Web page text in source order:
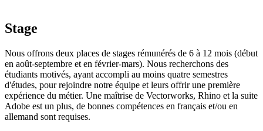
Stage
Nous offrons deux places de stages rémunérés de 6 à 12 mois (début
en août-septembre et en février-mars). Nous recherchons des
étudiants motivés, ayant accompli au moins quatre semestres
d'études, pour rejoindre notre équipe et leurs offrir une première
expérience du métier. Une maîtrise de Vectorworks, Rhino et la suite
Adobe est un plus, de bonnes compétences en français et/ou en
allemand sont requises.